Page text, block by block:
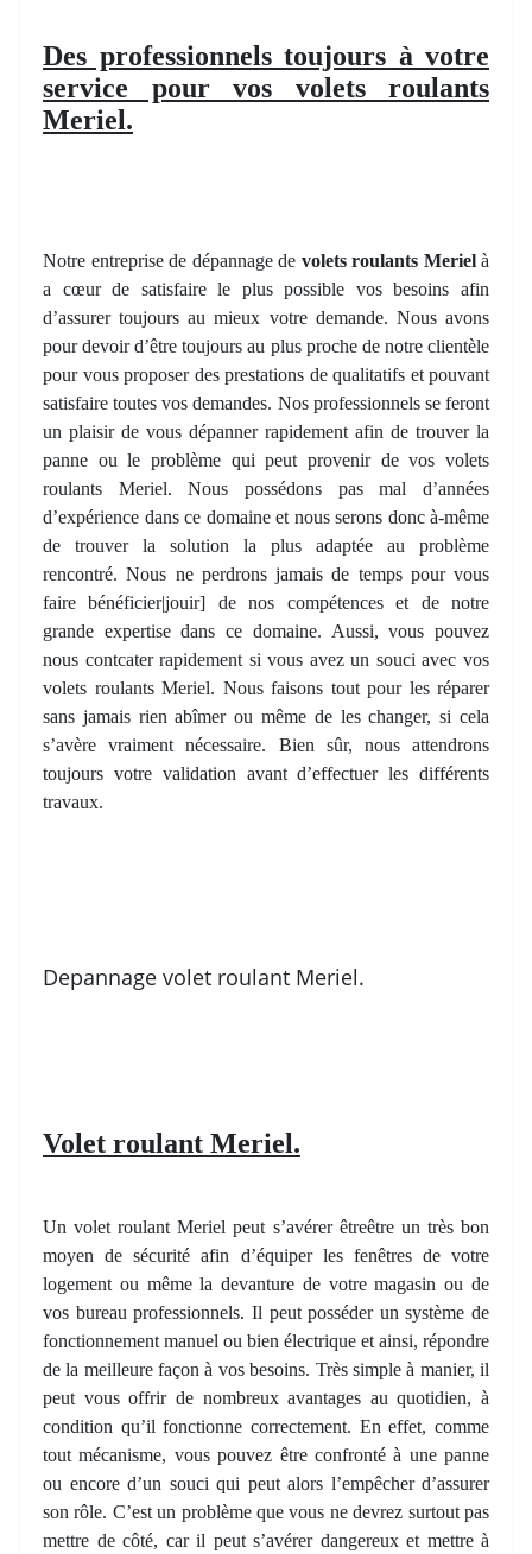
Des professionnels toujours à votre
service pour vos volets roulants
Meriel.
Notre entreprise de dépannage de volets roulants Merielà
a cœur de satisfaire le plus possible vos besoins afin
d’assurer toujours au mieux votre demande. Nous avons
pour devoir d’être toujours au plus proche de notre clientèle
pour vous proposer des prestations de qualitatifs et pouvant
satisfaire toutes vos demandes. Nos professionnels se feront
un plaisir de vous dépanner rapidement afin de trouver la
panne ou le problème qui peut provenir de vos volets
roulants Meriel. Nous possédons pas mal d’années
d’expérience dans ce domaine et nous serons donc à-même
de trouver la solution la plus adaptée au problème
rencontré. Nous ne perdrons jamais de temps pour vous
faire bénéficier|jouir] de nos compétences et de notre
grande expertise dans ce domaine. Aussi, vous pouvez
nous contcater rapidement si vous avez un souci avec vos
volets roulants Meriel. Nous faisons tout pour les réparer
sans jamais rien abîmer ou même de les changer, si cela
s’avère vraiment nécessaire. Bien sûr, nous attendrons
toujours votre validation avant d’effectuer les différents
travaux.
Depannage volet roulant Meriel.
Volet roulant Meriel.
Un volet roulant Meriel peut s’avérer êtreêtre un très bon
moyen de sécurité afin d’équiper les fenêtres de votre
logement ou même la devanture de votre magasin ou de
vos bureau professionnels. Il peut posséder un système de
fonctionnement manuel ou bien électrique et ainsi, répondre
de la meilleure façon à vos besoins. Très simple à manier, il
peut vous offrir de nombreux avantages au quotidien, à
condition qu’il fonctionne correctement. En effet, comme
tout mécanisme, vous pouvez être confronté à une panne
ou encore d’un souci qui peut alors l’empêcher d’assurer
son rôle. C’est un problème que vous ne devrez surtout pas
mettre de côté, car il peut s’avérer dangereux et mettre à